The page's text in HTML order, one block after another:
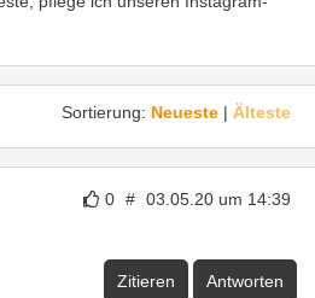
Sortierung: Neueste | Älteste
0 # 03.05.20 um 14:39
Zitieren Antworten